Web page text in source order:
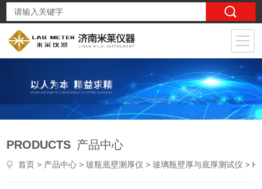
PRODUCTS 产品中心
首页 > 产品中心 >玻瓶底壁测厚仪 >玻璃瓶壁厚与底厚测试仪 > HDT-02PET聚酯瓶瓶身壁厚测试仪